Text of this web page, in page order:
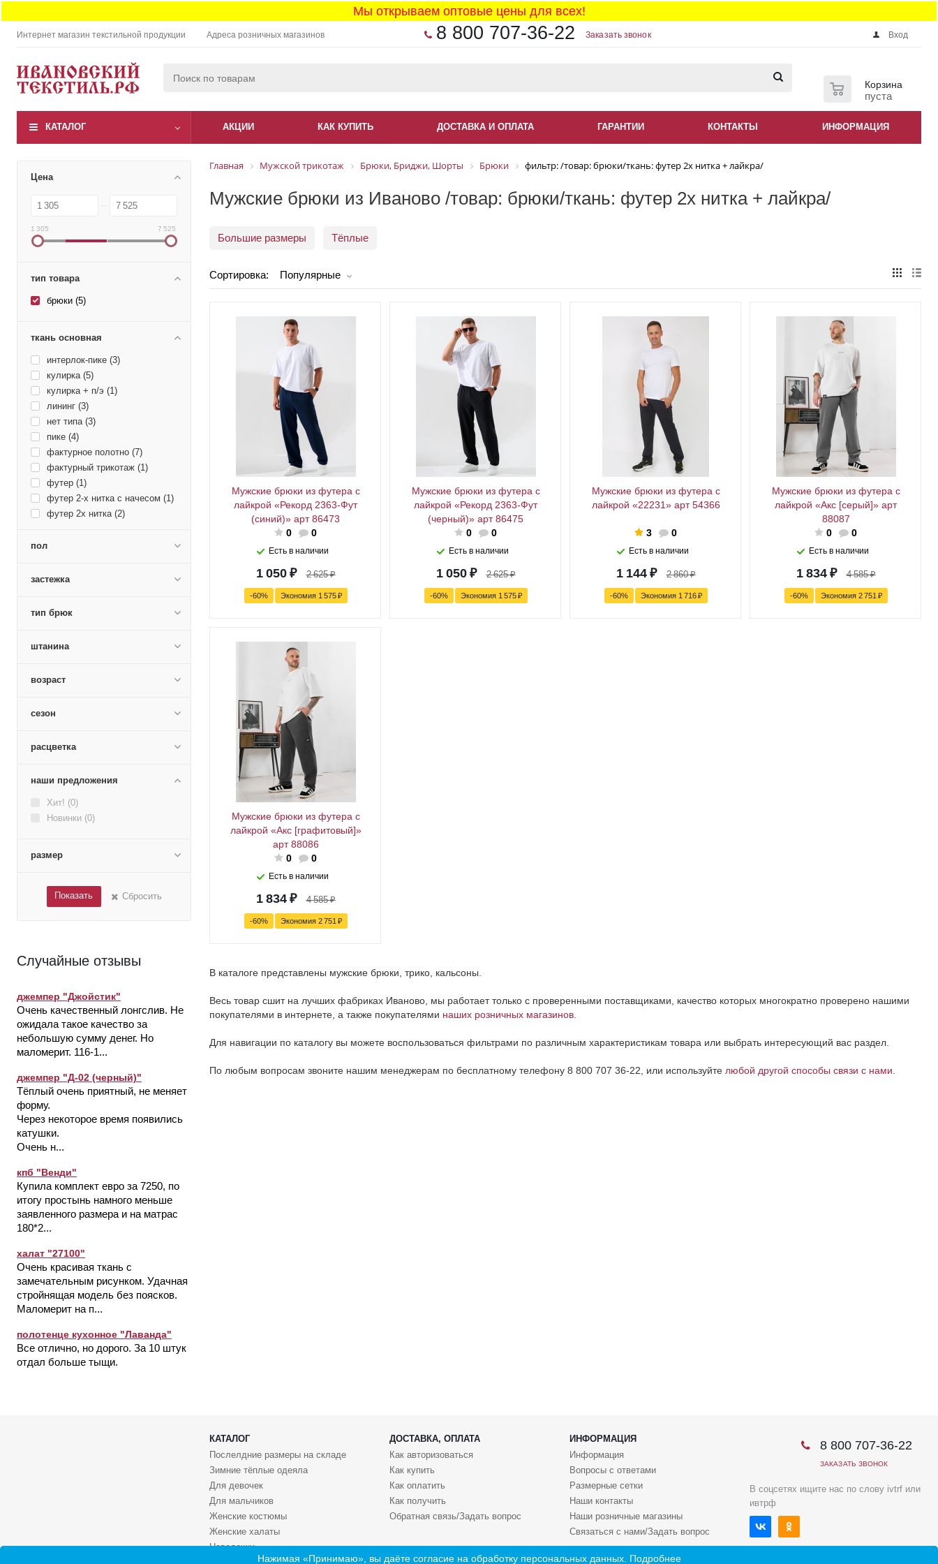
Мы открываем оптовые цены для всех!
Интернет магазин текстильной продукции Адреса розничных магазинов 8 800 707-36-22 Заказать звонок Вход
Корзина
пуста
КАТАЛОГ АКЦИИ КАК КУПИТЬ ДОСТАВКА И ОПЛАТА ГАРАНТИИ КОНТАКТЫ ИНФОРМАЦИЯ
Цена
1 305 7 525
тип товара
брюки (5)
ткань основная
интерлок-пике (3)
кулирка (5)
кулирка + п/э (1)
лининг (3)
нет типа (3)
пике (4)
фактурное полотно (7)
фактурный трикотаж (1)
футер (1)
футер 2-х нитка с начесом (1)
футер 2х нитка (2)
футер 3х нитка (
футер 3х нитка с начесом (
футер с начесом (
пол
застежка
тип брюк
штанина
возраст
сезон
расцветка
наши предложения
Хит! (0)
Новинки (0)
размер
Показать Сбросить
Случайные отзывы
джемпер "Джойстик"
Очень качественный лонгслив. Не
ожидала такое качество за
небольшую сумму денег. Но
маломерит. 116-1...
джемпер "Д-02 (черный)"
Тёплый очень приятный, не меняет
форму.
Через некоторое время появились
катушки.
Очень н...
кпб "Венди"
Купила комплект евро за 7250, по
итогу простынь намного меньше
заявленного размера и на матрас
180*2...
халат "27100"
Очень красивая ткань с
замечательным рисунком. Удачная
стройнящая модель без поясков.
Маломерит на п...
полотенце кухонное "Лаванда"
Все отлично, но дорого. За 10 штук
отдал больше тыщи.
Главная Мужской трикотаж Брюки, Бриджи, Шорты Брюки фильтр: /товар: брюки/ткань: футер 2х нитка + лайкра/
Мужские брюки из Иваново /товар: брюки/ткань: футер 2х нитка + лайкра/
Большие размеры Тёплые
Сортировка: Популярные
Мужские брюки из футера с
лайкрой «Рекорд 2363-Фут
(синий)» арт 86473
0
0
Есть в наличии
1 050₽ 2 625₽
-60% Экономия 1 575₽
Мужские брюки из футера с
лайкрой «Рекорд 2363-Фут
(черный)» арт 86475
0
0
Есть в наличии
1 050₽ 2 625₽
-60% Экономия 1 575₽
Мужские брюки из футера с
лайкрой «22231» арт 54366
3 0
Есть в наличии
1 144₽ 2 860₽
-60% Экономия 1 716₽
Мужские брюки из футера с
лайкрой «Акс [серый]» арт
88087
0
0
Есть в наличии
1 834₽ 4 585₽
-60% Экономия 2 751 ₽
Мужские брюки из футера с
лайкрой «Акс [графитовый]»
арт 88086
0
0
Есть в наличии
1 834₽ 4 585₽
-60% Экономия 2 751 ₽
В каталоге представлены мужские брюки, трико, кальсоны.
Весь товар сшит на лучших фабриках Иваново, мы работает только с проверенными поставщиками, качество которых многократно проверено нашими
покупателями в интернете, а также покупателями наших розничных магазинов
Для навигации по каталогу вы можете воспользоваться фильтрами по различным характеристикам товара или выбрать интересующий вас раздел.
По любым вопросам звоните нашим менеджерам по бесплатному телефону 8 800 707 36-22, или используйте любой другой способы связи с нами
КАТАЛОГ ДОСТАВКА, ОПЛАТА
ИНФОРМАЦИЯ
Послелдние размеры на складе
Зимние тёплые одеяла
Для девочек
Для мальчиков
Женские костюмы
Женские халаты
Наволочки
Как авторизоваться
Как купить
Как оплатить
Как получить
Обратная связь/Задать вопрос
Информация
Вопросы с ответами
Размерные сетки
Наши контакты
Наши розничные магазины
Связаться с нами/Задать вопрос
8 800 707-36-22
ЗАКАЗАТЬ ЗВОНОК
В соцсетях ищите нас по слову ivtrf или
ивтрф
Нажимая «Принимаю», вы даёте согласие на обработку персональных данных. Подробнее